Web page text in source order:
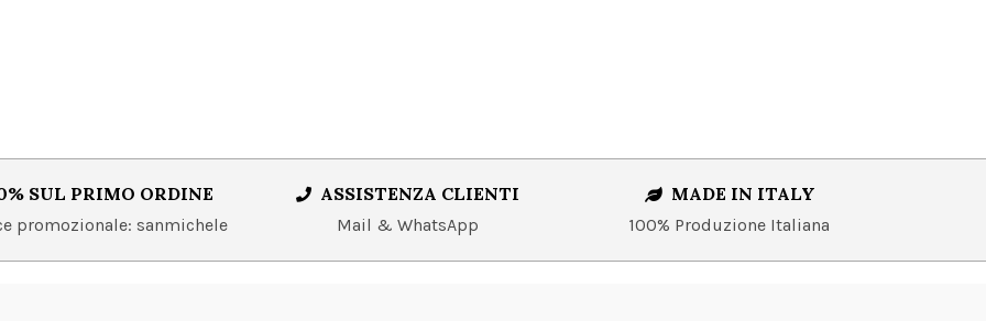
SUL PRIMO ORDINE
promozionale: sanmichele
ASSISTENZA CLIENTI
Mail & WhatsApp
MADE IN ITALY
100% Produzione Italiana